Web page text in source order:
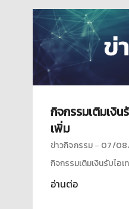
กิจกรรมเติมเงิน
เพิ่ม
ข่าวกิจกรรม
07/
กิจกรรมเติมเงินรับไอเ
อ่านต่อ